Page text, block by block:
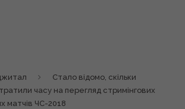
Стало відомо, скільки
часу на перегляд стримінгових
матчів ЧС-2018